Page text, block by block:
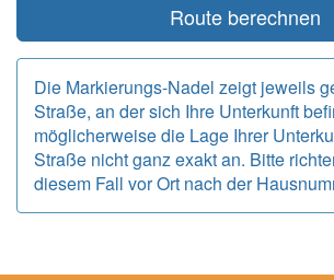
Route berechnen
Die Markierungs-Nadel zeigt jeweils
Straße, an der sich Ihre Unterkunft
möglicherweise die Lage Ihrer
Straße nicht ganz exakt an. Bitte
diesem Fall vor Ort nach der